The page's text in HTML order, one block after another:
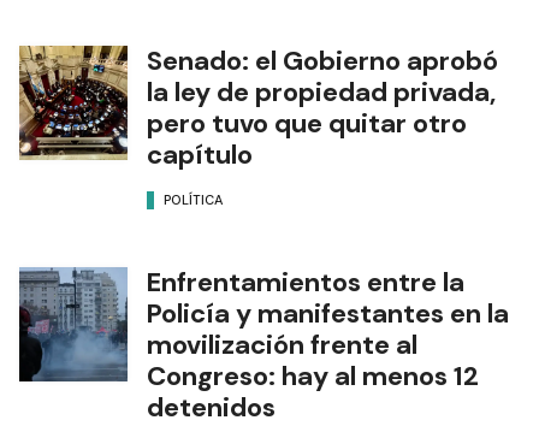
Senado: el Gobierno aprobó
la ley de propiedad privada,
pero tuvo que quitar otro
capítulo
POLÍTICA
Enfrentamientos entre la
Policía y manifestantes en la
movilización frente al
Congreso: hay al menos 12
detenidos